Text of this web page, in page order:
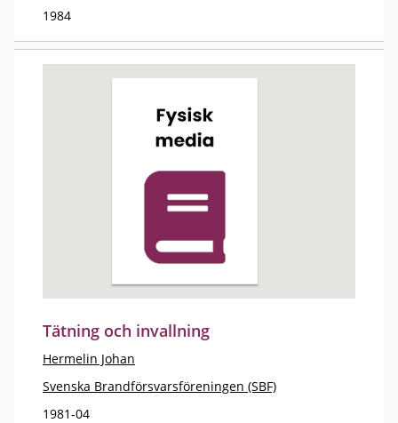
1984
Tätning och invallning
Hermelin Johan
Svenska Brandförsvarsföreningen (SBF)
1981-04